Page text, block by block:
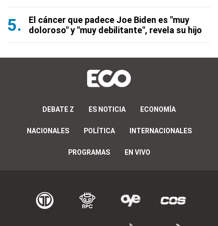
El cáncer que padece Joe Biden es "muy
doloroso" y "muy debilitante", revela su hijo
DEBATE Z ES NOTICIA ECONOMÍA
NACIONALES POLÍTICA INTERNACIONALES
PROGRAMAS EN VIVO